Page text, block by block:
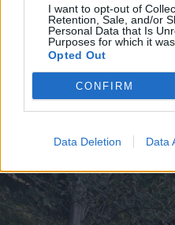
I want to opt-out of
Retention, Sale, and/or
Personal Data that Is
Purposes for which it
Opted Out
CONFIRM
Data Deletion Data
2026. augusztus 05.,
Jogosítvány
háznak egy